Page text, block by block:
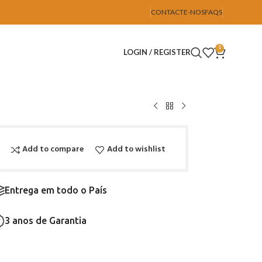
CONTACTE-NOSFAQS
LOGIN / REGISTER 0
Add to compare Add to wishlist
Entrega em todo o País
3 anos de Garantia